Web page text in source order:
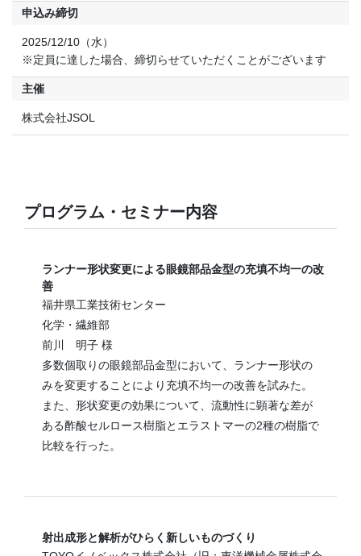
申込み締切
2025/12/10（水）
※定員に達した場合、締切らせていただくことがございます
主催
株式会社JSOL
プログラム・セミナー内容
ランナー形状変更による眼鏡部品金型の充填不均一の改
善
福井県工業技術センター
化学・繊維部
前川 明子 様
多数個取りの眼鏡部品金型において、ランナー形状の
みを変更することにより充填不均一の改善を試みた。
また、形状変更の効果について、流動性に顕著な差が
ある酢酸セルロース樹脂とエラストマーの2種の樹脂で
比較を行った。
射出成形と解析がひらく新しいものづくり